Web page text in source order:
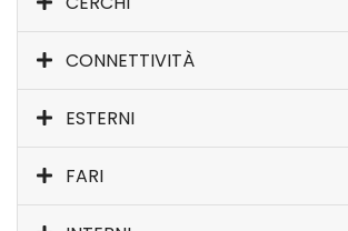
CONNETTIVITÀ
ESTERNI
FARI